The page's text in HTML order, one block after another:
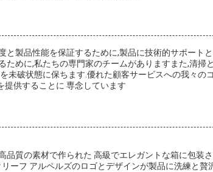
と製品性能を保証するために,製品に技術的サポート
ために,私たちの専門家のチームがありますまた,清掃
未破状態に保ちます.優れた顧客サービスへの我々の
提供することに 専念しています
品質の素材で作られた 高級でエレガントな箱に包装
ーフ アルペルズのロゴとデザインが製品に洗練と贅